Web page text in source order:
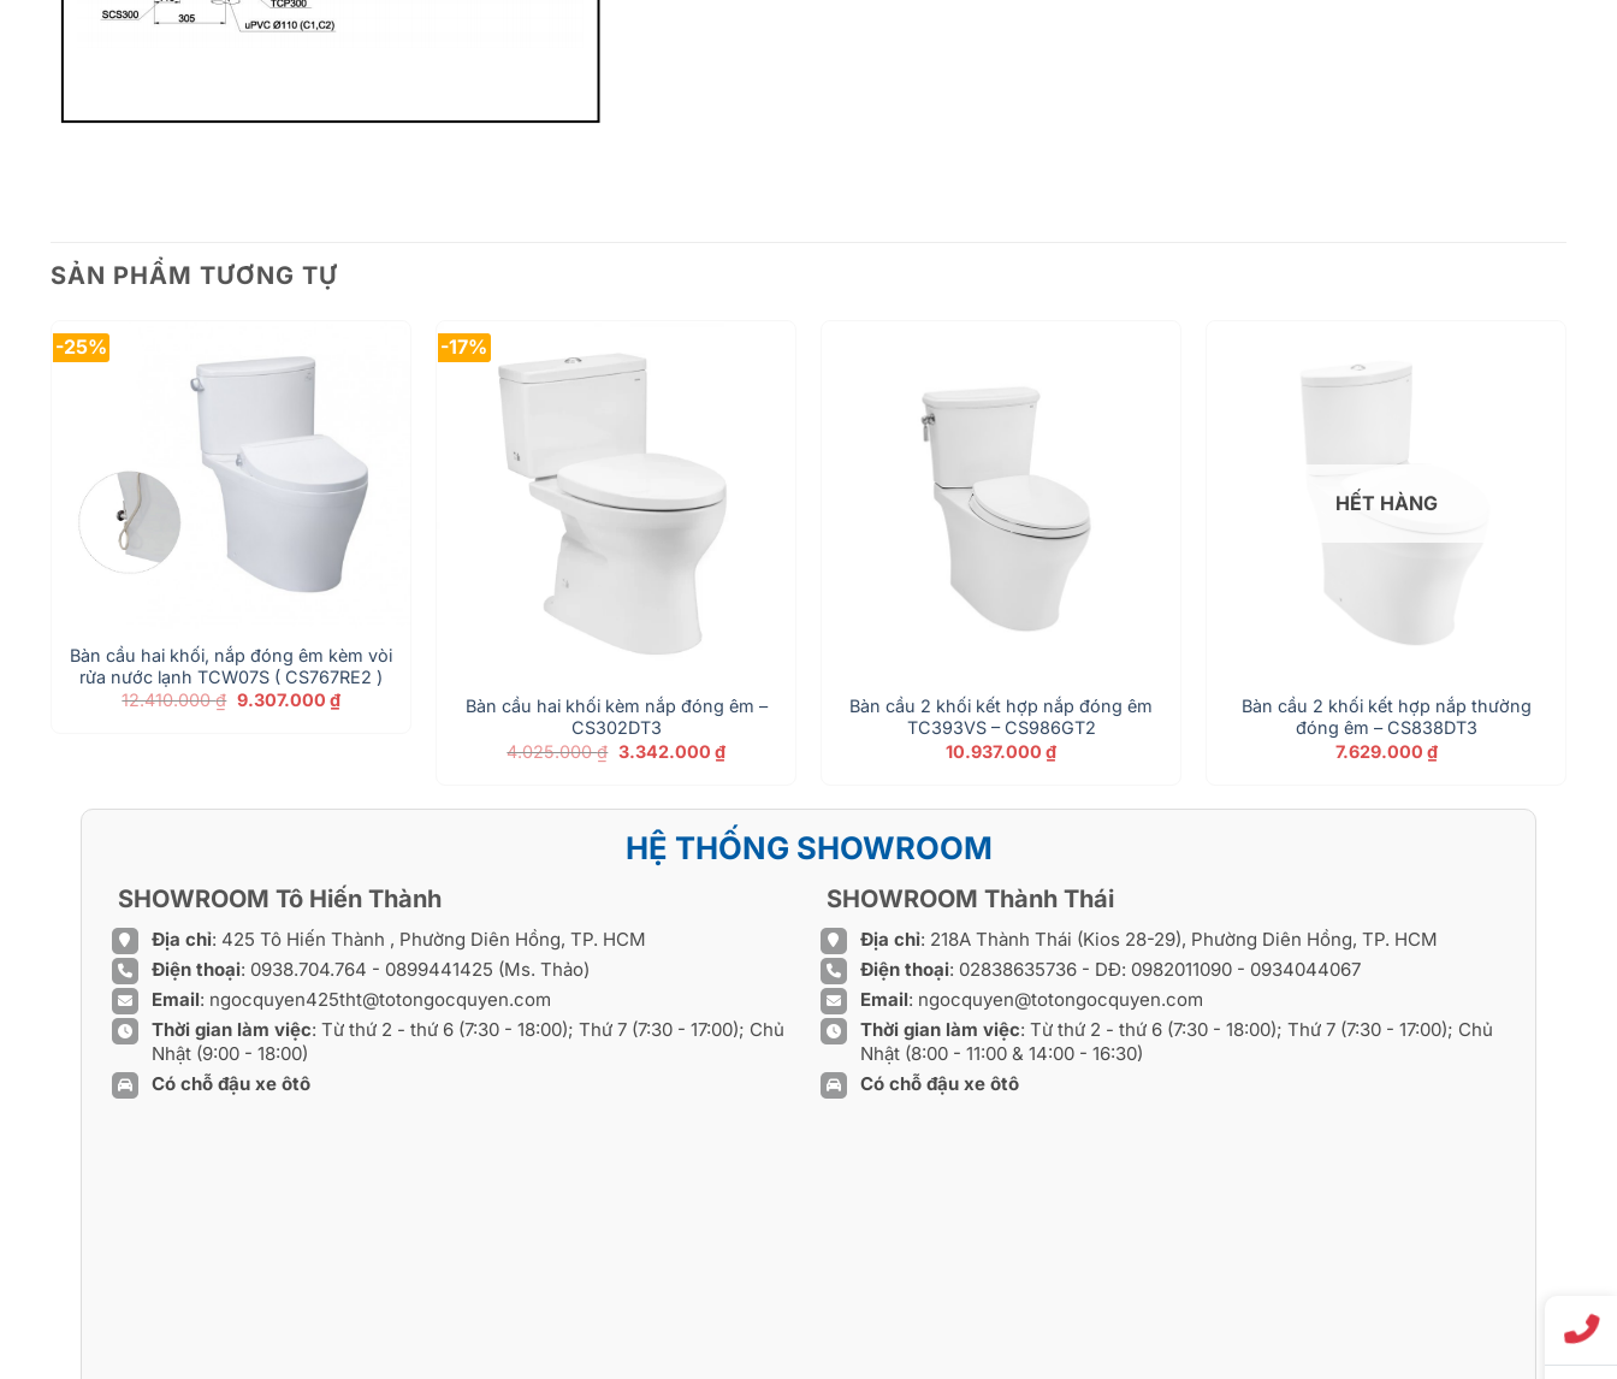
SẢN PHẨM TƯƠNG TỰ
-25%
Bàn cầu hai khối, nắp đóng êm kèm vòi
rửa nước lạnh TCW07S ( CS767RE2 )
12.410.000₫ Giá
9.307.000 ₫Giá
hiện
-17%
Bàn cầu hai khối kèm nắp đóng êm –
CS302DT3
4.025.000₫ Giá
3.342.000 ₫Giá
hiện
Bàn cầu 2 khối kết hợp nắp đóng êm
TC393VS – CS986GT2
10.937.000 ₫
HẾT HÀNG
Bàn cầu 2 khối kết hợp nắp thường
đóng êm – CS838DT3
7.629.000 ₫
HỆ THỐNG SHOWROOM
SHOWROOM Tô Hiến Thành
Địa chỉ: 425 Tô Hiến Thành , Phường Diên Hồng, TP. HCM
Điện thoại: 0938.704.764 - 0899441425 (Ms. Thảo)
Email: ngocquyen425tht@totongocquyen.com
Thời gian làm việc: Từ thứ 2 - thứ 6 (7:30 - 18:00); Thứ 7 (7:30 - 17:00); Chủ
Nhật (9:00 - 18:00)
Có chỗ đậu xe ôtô
SHOWROOM Thành Thái
Địa chỉ: 218A Thành Thái (Kios 28-29), Phường Diên Hồng, TP. HCM
Điện thoại: 02838635736 - DĐ: 0982011090- 0934044067
Email: ngocquyen@totongocquyen.com
Thời gian làm việc: Từ thứ 2 - thứ 6 (7:30 - 18:00); Thứ 7 (7:30 - 17:00); Chủ
Nhật (8:00 - 11:00 & 14:00 - 16:30)
Có chỗ đậu xe ôtô